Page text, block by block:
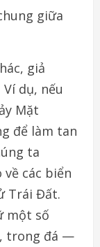
giữa
giả
dụ, nếu
Mặt
để làm tan
ta
các biển
Trái Đất.
một số
trong đá —